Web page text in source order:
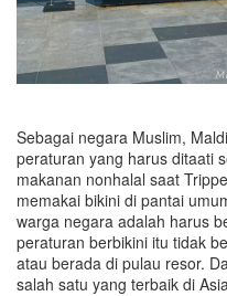
Sebagai negara Muslim,
peraturan yang harus ditaati
makanan nonhalal saat
memakai bikini di pantai
warga negara adalah harus
peraturan berbikini itu tidak
atau berada di pulau resor.
salah satu yang terbaik di Asia